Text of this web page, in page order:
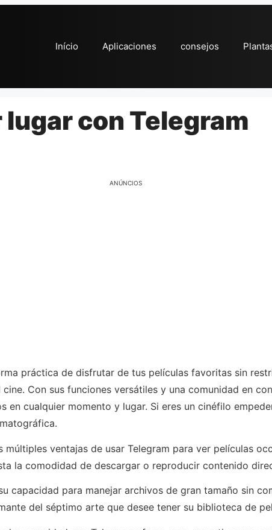
Início Aplicaciones consejos
con Telegram
ANÚNCIOS
práctica de disfrutar de tus películas favoritas sin
Con sus funciones versátiles y una comunidad en
en cualquier momento y lugar. Si eres un cinéfilo
ventajas de usar Telegram para ver películas
la comodidad de descargar o reproducir contenido
capacidad para manejar archivos de gran tamaño sin
del séptimo arte que desee tener su biblioteca de